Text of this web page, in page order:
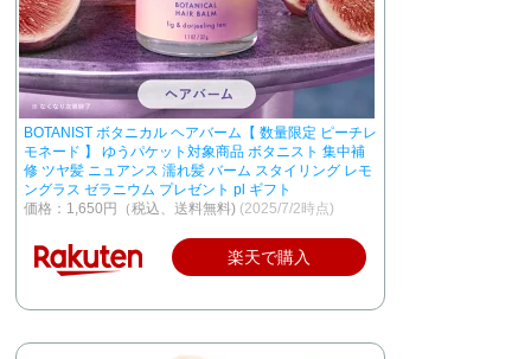
BOTANIST ボタニカル ヘアバーム【 数量限定 ピーチレ
モネード 】 ゆうパケット対象商品 ボタニスト 集中補
修 ツヤ髪 ニュアンス 濡れ髪 バーム スタイリング レモ
ングラス ゼラニウム プレゼント pl ギフト
価格：1,650円（税込、送料無料) (2025/7/2時点)
楽天で購入